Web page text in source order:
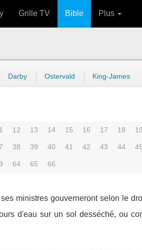
Grille TV Bible Plus
Darby Ostervald King-James
12 13 14 15 16 17 18 19
38 39 40 41 42 43 44 45
64 65 66
ministres gouverneront selon le
d'eau sur un sol desséché, ou